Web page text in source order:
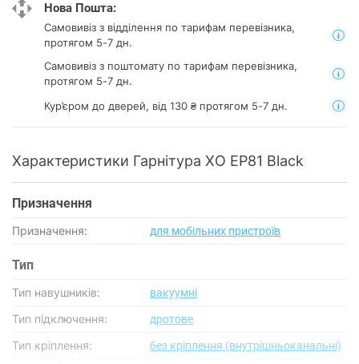
Нова Пошта:
Самовивіз з відділення по тарифам перевізника,
протягом 5-7 дн.
Самовивіз з поштомату по тарифам перевізника,
протягом 5-7 дн.
Кур’єром до дверей, від 130 ₴ протягом 5-7 дн.
Характеристики Гарнітура XO EP81 Black
Призначення
Призначення: для мобільних пристроїв
Тип
Тип навушників: вакуумні
Тип підключення: дротове
Тип кріплення: без кріплення (внутрішньоканальні)